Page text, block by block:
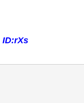
ID:rXs